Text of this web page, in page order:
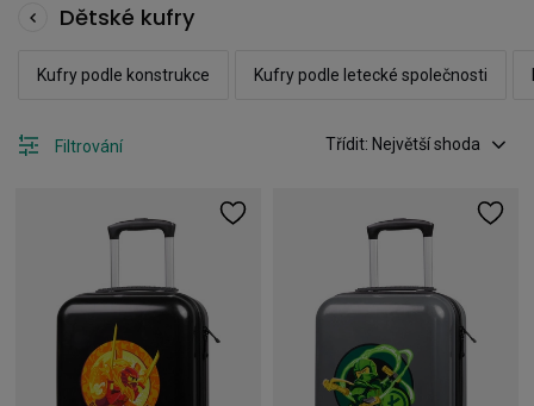
Dětské kufry
Kufry podle konstrukce Kufry podle letecké společnosti
Třídit: Největší shoda
Filtrování